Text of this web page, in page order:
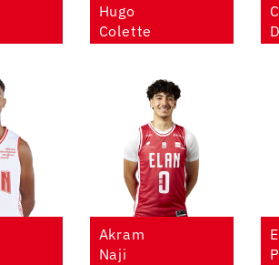
Hugo
Colette
Akram
Naji